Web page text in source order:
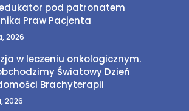
pod patronatem
Praw Pacjenta
2026
w leczeniu onkologicznym.
Światowy Dzień
Brachyterapii
2026